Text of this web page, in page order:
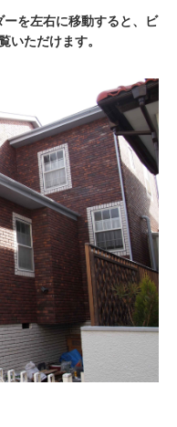
を左右に移動すると、ビ
いただけます。